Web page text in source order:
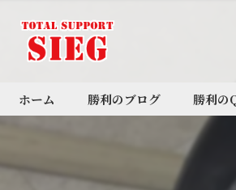
ホーム 勝利のブログ 勝利の